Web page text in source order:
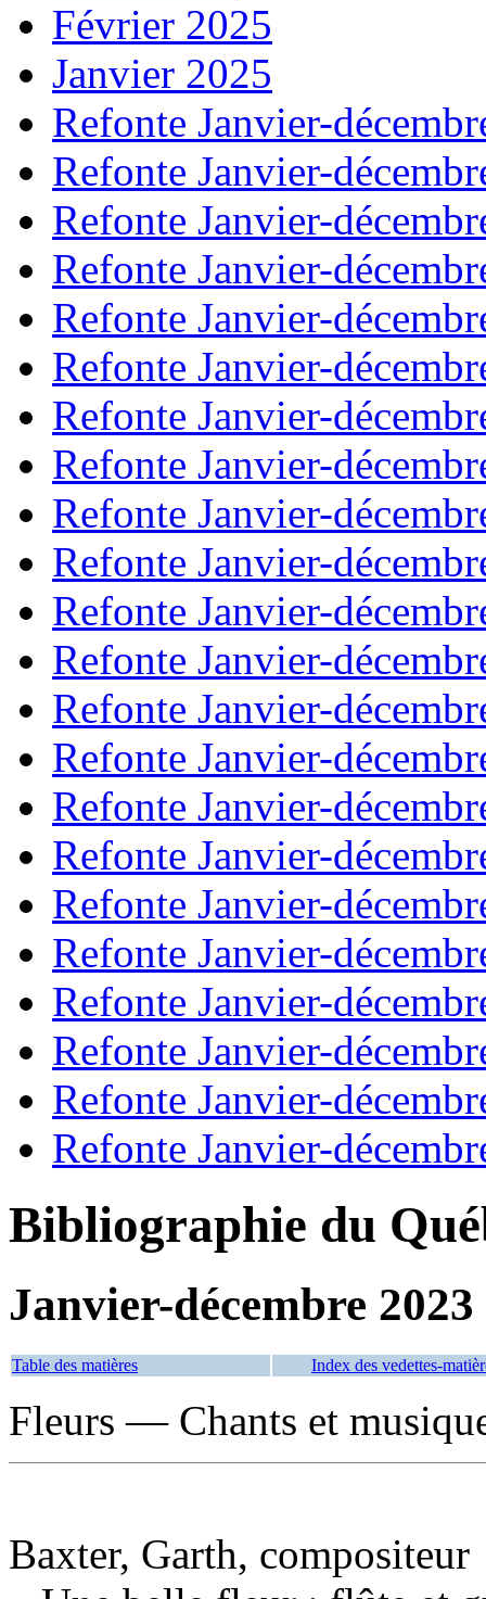
Février 2025
Janvier 2025
Refonte Janvier-
Refonte Janvier-
Refonte Janvier-
Refonte Janvier-
Refonte Janvier-
Refonte Janvier-
Refonte Janvier-
Refonte Janvier-
Refonte Janvier-
Refonte Janvier-
Refonte Janvier-
Refonte Janvier-
Refonte Janvier-
Refonte Janvier-
Refonte Janvier-
Refonte Janvier-
Refonte Janvier-
Refonte Janvier-
Refonte Janvier-
Refonte Janvier-
Refonte Janvier-
Refonte Janvier-
Bibliographie du
Janvier-décembre 2023
Table des matières Index des vedettes-
Fleurs — Chants et
Baxter, Garth, compositeur